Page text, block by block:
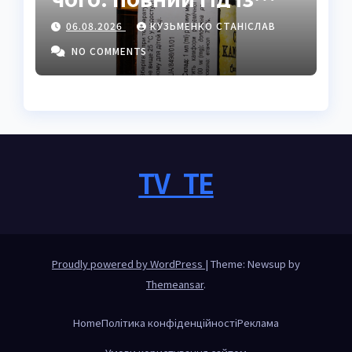
застосуванням і
властивостями
06.08.2026
КУЗЬМЕНКО СТАНІСЛАВ
NO COMMENTS
TV_TE
Proudly powered by WordPress | Theme: Newsup by
Themeansar.
HomeПолітика конфіденційностіРеклама